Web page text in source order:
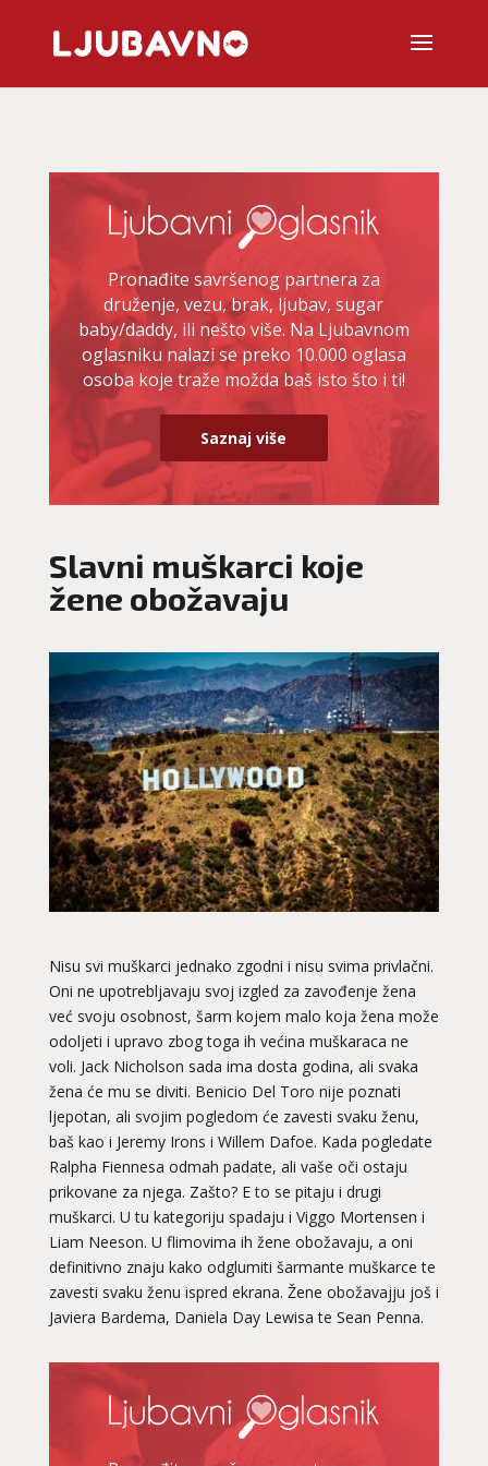
Pronađite savršenog partnera za
druženje, vezu, brak, ljubav, sugar
baby/daddy, ili nešto više. Na Ljubavnom
oglasniku nalazi se preko 10.000 oglasa
osoba koje traže možda baš isto što i ti!
Saznaj više
Slavni muškarci koje
žene obožavaju
Nisu svi muškarci jednako zgodni i nisu svima privlačni.
Oni ne upotrebljavaju svoj izgled za zavođenje žena
već svoju osobnost, šarm kojem malo koja žena može
odoljeti i upravo zbog toga ih većina muškaraca ne
voli. Jack Nicholson sada ima dosta godina, ali svaka
žena će mu se diviti. Benicio Del Toro nije poznati
ljepotan, ali svojim pogledom će zavesti svaku ženu,
baš kao i Jeremy Irons i Willem Dafoe. Kada pogledate
Ralpha Fiennesa odmah padate, ali vaše oči ostaju
prikovane za njega. Zašto? E to se pitaju i drugi
muškarci. U tu kategoriju spadaju i Viggo Mortensen i
Liam Neeson. U flimovima ih žene obožavaju, a oni
definitivno znaju kako odglumiti šarmante muškarce te
zavesti svaku ženu ispred ekrana. Žene obožavajju još i
Javiera Bardema, Daniela Day Lewisa te Sean Penna.
VIKTORIJA/ Kod 369
TEHNIKE: astrologija
Broj tel: 064/600-600
tel:0,93€ - mob:1,12€ min